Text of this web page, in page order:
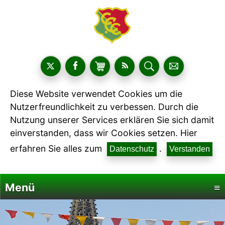
Diese Website verwendet Cookies um die
Nutzerfreundlichkeit zu verbessen. Durch die
Nutzung unserer Services erklären Sie sich damit
einverstanden, dass wir Cookies setzen. Hier
erfahren Sie alles zum
Datenschutz . Verstanden
Menü ≡
Startseite